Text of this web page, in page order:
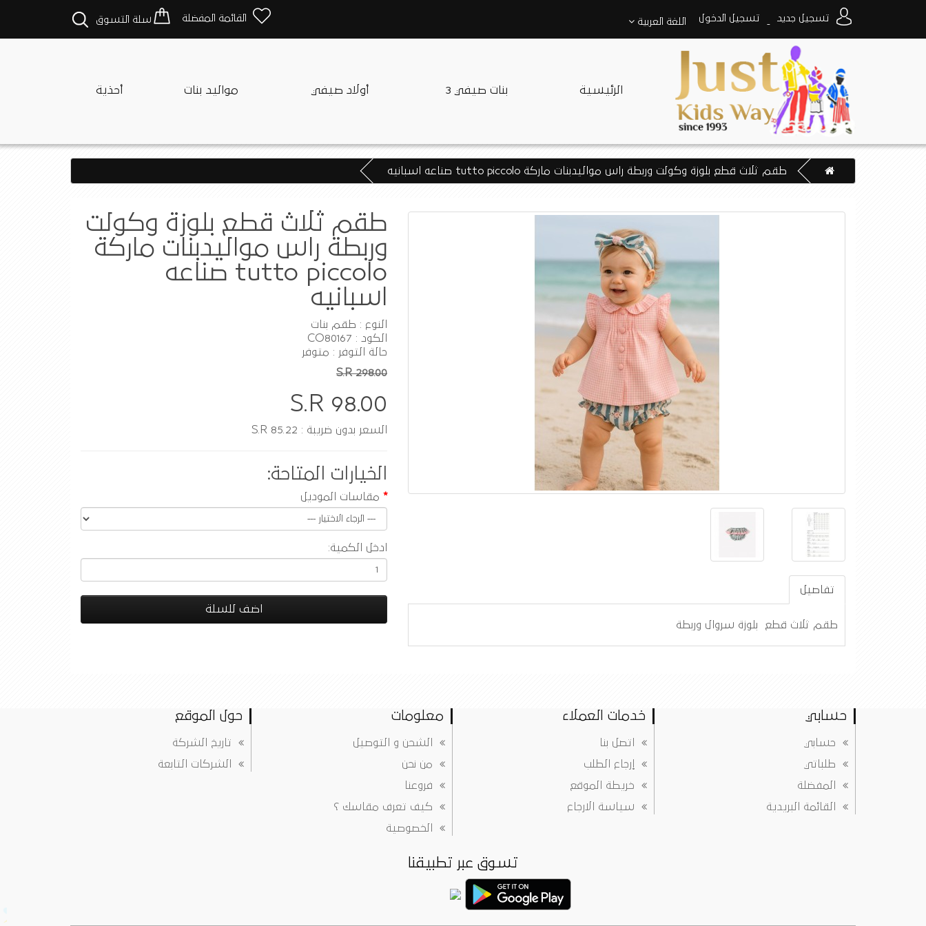
القائمة المفضلة سلة التسوق تسجيل جديد
-
تسجيل الدخول اللغة العربية
الرئيسية بنات صيفي 3 أولاد صيفي مواليد بنات أحذية
طقم ثلاث قطع بلوزة وكولت وربطة راس مواليدبنات ماركة tutto piccolo صناعه اسبانيه
تفاصيل
طقم ثلاث قطع بلوزة سروال وربطة
طقم ثلاث قطع بلوزة وكولت
وربطة راس مواليدبنات ماركة
tutto piccolo صناعه
اسبانيه
النوع : طقم بنات
الكود : CO80167
حالة التوفر : متوفر
S.R 298.00
S.R 98.00
السعر بدون ضريبة : S.R 85.22
الخيارات المتاحة:
مقاسات الموديل
ادخل الكمية:
اضف للسلة
حسابي
حسابي
طلباتي
المفضلة
القائمة البريدية
خدمات العملاء
اتصل بنا
إرجاع الطلب
خريطة الموقع
سياسة الارجاع
معلومات
الشحن و التوصيل
من نحن
فروعنا
كيف تعرف مقاسك ؟
الخصوصية
حول الموقع
تاريخ الشركة
الشركات التابعة
تسوق عبر تطبيقنا